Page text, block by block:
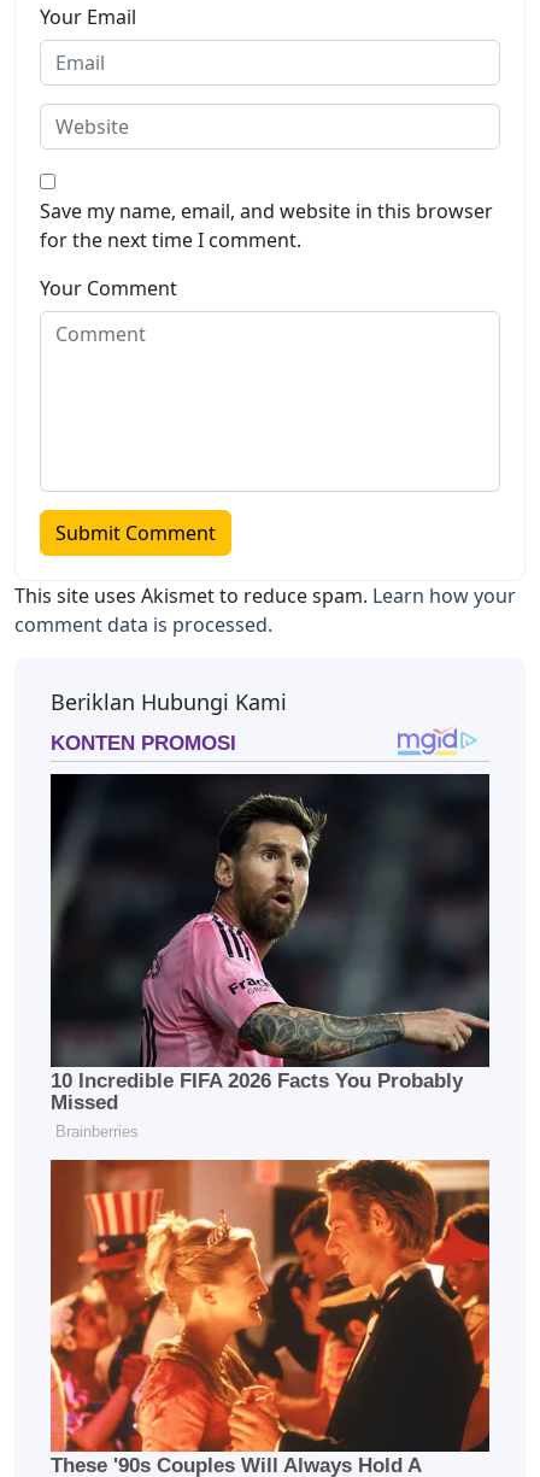
Your Email
Save my name, email, and website in this browser
for the next time I comment.
Your Comment
This site uses Akismet to reduce spam. Learn how your
comment data is processed.
Beriklan Hubungi Kami